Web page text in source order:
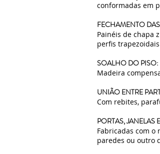
conformadas em
FECHAMENTO DAS
Painéis de chapa
perfis
SOALHO DO PISO:
Madeira
UNIÃO ENTRE
Com rebites,
PORTAS, JANELAS
Fabricadas com o
paredes ou outro